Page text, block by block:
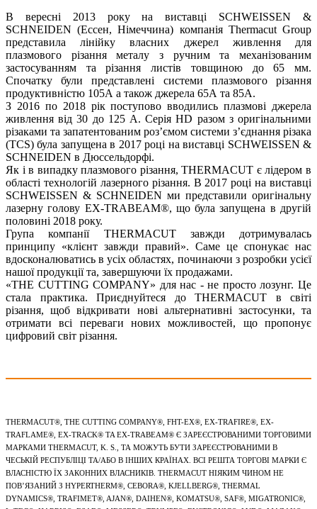
В вересні 2013 року на виставці SCHWEISSEN &
SCHNEIDEN (Ессен, Німеччина) компанія Thermacut Group
представила лінійку власних джерел живлення для
плазмового різання металу з ручним та механізованим
застосуванням та різання листів товщиною до 65 мм.
Спочатку були представлені системи плазмового різання
продуктивністю 105А а також джерела 65А та 85А.
З 2016 по 2018 рік поступово вводились плазмові джерела
живлення від 30 до 125 А. Серія HD разом з оригінальними
різаками та запатентованим роз’ємом системи з’єднання різака
(TCS) була запущена в 2017 році на виставці SCHWEISSEN &
SCHNEIDEN в Дюссельдорфі.
Як і в випадку плазмового різання, THERMACUT є лідером в
області технологій лазерного різання. В 2017 році на виставці
SCHWEISSEN & SCHNEIDEN ми представили оригінальну
лазерну голову EX-TRABEAM®, що була запущена в другій
половині 2018 року.
Група компанії THERMACUT завжди дотримувалась
принципу «клієнт завжди правий». Саме це спонукає нас
вдосконалюватись в усіх областях, починаючи з розробки усієї
нашої продукції та, завершуючи їх продажами.
«THE CUTTING COMPANY» для нас - не просто лозунг. Це
стала практика. Приєднуйтеся до THERMACUT в світі
різання, щоб відкривати нові альтернативні застосунки, та
отримати всі переваги нових можливостей, що пропонує
цифровий світ різання.
THERMACUT®, THE CUTTING COMPANY®, FHT-EX®, EX-TRAFIRE®, EX-
TRAFLAME®, EX-TRACK® TA EX-TRABEAM® Є ЗАРЕЄСТРОВАНИМИ ТОРГОВИМИ
МАРКАМИ THERMACUT, K. S., ТА МОЖУТЬ БУТИ ЗАРЕЄСТРОВАНИМИ В
ЧЕСЬКІЙ РЕСПУБЛІЦІ ТА/АБО В ІНШИХ КРАЇНАХ. ВСІ РЕШТА ТОРГОВІ МАРКИ Є
ВЛАСНІСТЮ ЇХ ЗАКОННИХ ВЛАСНИКІВ. THERMACUT НІЯКИМ ЧИНОМ НЕ
ПОВ’ЯЗАНИЙ З HYPERTHERM®, CEBORA®, KJELLBERG®, THERMAL
DYNAMICS®, TRAFIMET®, AJAN®, DAIHEN®, KOMATSU®, SAF®, MIGATRONIC®,